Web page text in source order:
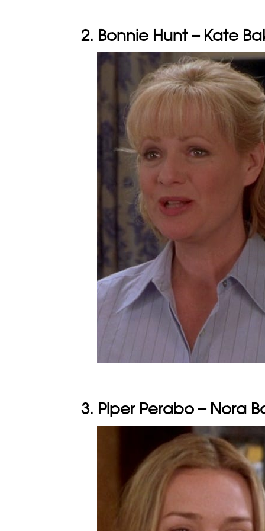
2. Bonnie Hunt – Kate
3. Piper Perabo – Nora